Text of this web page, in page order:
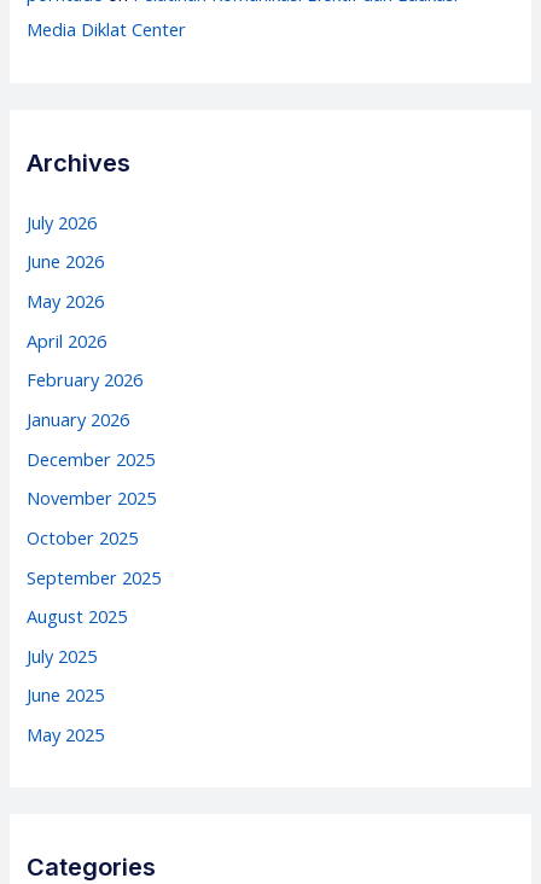
Media Diklat Center
Archives
July 2026
June 2026
May 2026
April 2026
February 2026
January 2026
December 2025
November 2025
October 2025
September 2025
August 2025
July 2025
June 2025
May 2025
Categories